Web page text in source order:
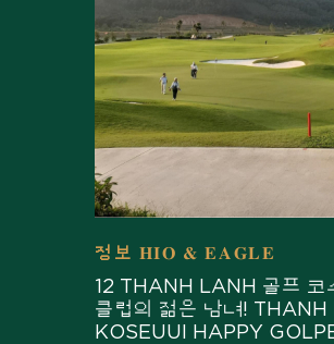
정보 HIO & EAGLE
12 THANH LANH 골프 코
클럽의 젊은 남녀!
KOSEUUI HAPPY